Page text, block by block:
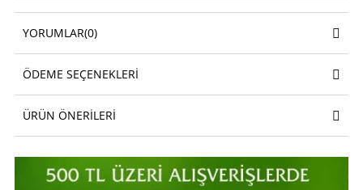
YORUMLAR(0)
ÖDEME SEÇENEKLERI
ÜRÜN ÖNERILERI